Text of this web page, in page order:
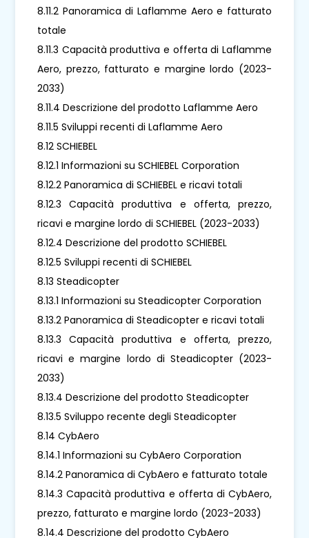
8.11.2 Panoramica di Laflamme Aero e fatturato
totale
8.11.3 Capacità produttiva e offerta di Laflamme
Aero, prezzo, fatturato e margine lordo (2023-
2033)
8.11.4 Descrizione del prodotto Laflamme Aero
8.11.5 Sviluppi recenti di Laflamme Aero
8.12 SCHIEBEL
8.12.1 Informazioni su SCHIEBEL Corporation
8.12.2 Panoramica di SCHIEBEL e ricavi totali
8.12.3 Capacità produttiva e offerta, prezzo,
ricavi e margine lordo di SCHIEBEL (2023-2033)
8.12.4 Descrizione del prodotto SCHIEBEL
8.12.5 Sviluppi recenti di SCHIEBEL
8.13 Steadicopter
8.13.1 Informazioni su Steadicopter Corporation
8.13.2 Panoramica di Steadicopter e ricavi totali
8.13.3 Capacità produttiva e offerta, prezzo,
ricavi e margine lordo di Steadicopter (2023-
2033)
8.13.4 Descrizione del prodotto Steadicopter
8.13.5 Sviluppo recente degli Steadicopter
8.14 CybAero
8.14.1 Informazioni su CybAero Corporation
8.14.2 Panoramica di CybAero e fatturato totale
8.14.3 Capacità produttiva e offerta di CybAero,
prezzo, fatturato e margine lordo (2023-2033)
8.14.4 Descrizione del prodotto CybAero